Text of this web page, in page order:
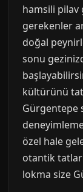
hamsili pilav
gerekenler
doğal
sonu
kültürünü
Gürgentepe
özel hale
otantik
lokma size